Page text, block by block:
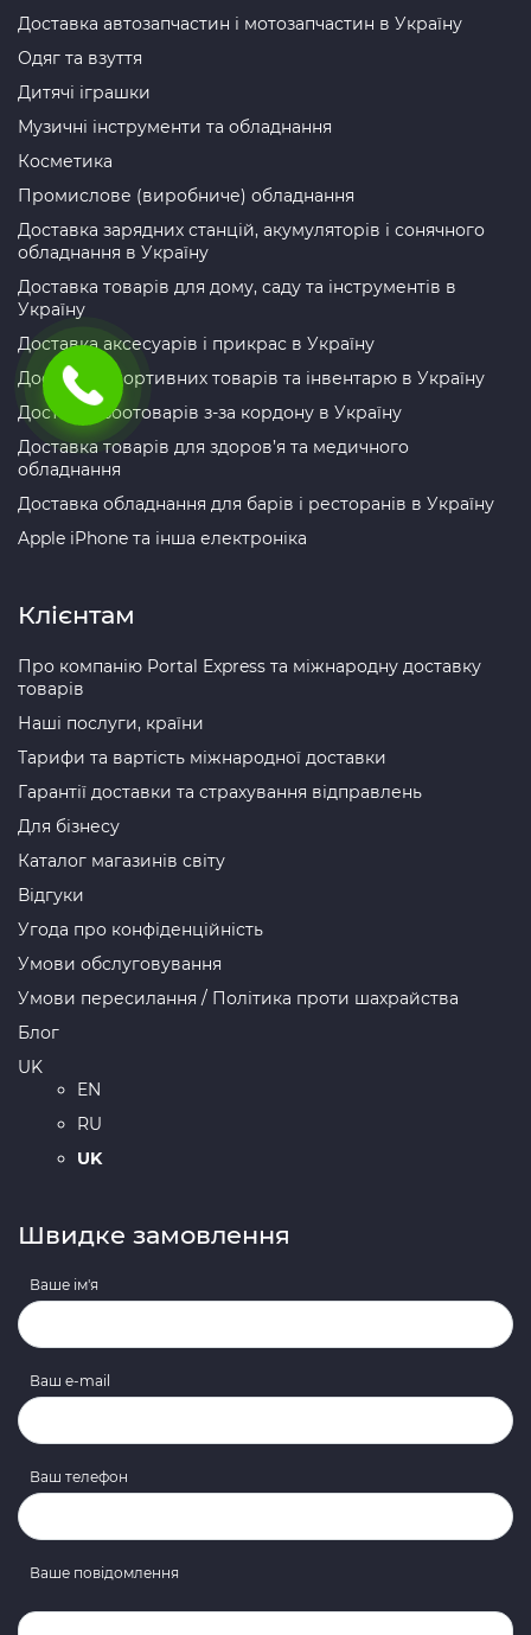
Доставка автозапчастин і мотозапчастин в Україну
Одяг та взуття
Дитячі іграшки
Музичні інструменти та обладнання
Косметика
Промислове (виробниче) обладнання
Доставка зарядних станцій, акумуляторів і сонячного
обладнання в Україну
Доставка товарів для дому, саду та інструментів в
Україну
Доставка аксесуарів і прикрас в Україну
Доставка спортивних товарів та інвентарю в Україну
Доставка зоотоварів з-за кордону в Україну
Доставка товарів для здоров’я та медичного
обладнання
Доставка обладнання для барів і ресторанів в Україну
Apple iPhone та інша електроніка
Клієнтам
Про компанію Portal Express та міжнародну доставку
товарів
Наші послуги, країни
Тарифи та вартість міжнародної доставки
Гарантії доставки та страхування відправлень
Для бізнесу
Каталог магазинів світу
Відгуки
Угода про конфіденційність
Умови обслуговування
Умови пересилання / Політика проти шахрайства
Блог
UK
EN
RU
UK
Швидке замовлення
Ваше ім'я
Ваш e-mail
Ваш телефон
Ваше повідомлення